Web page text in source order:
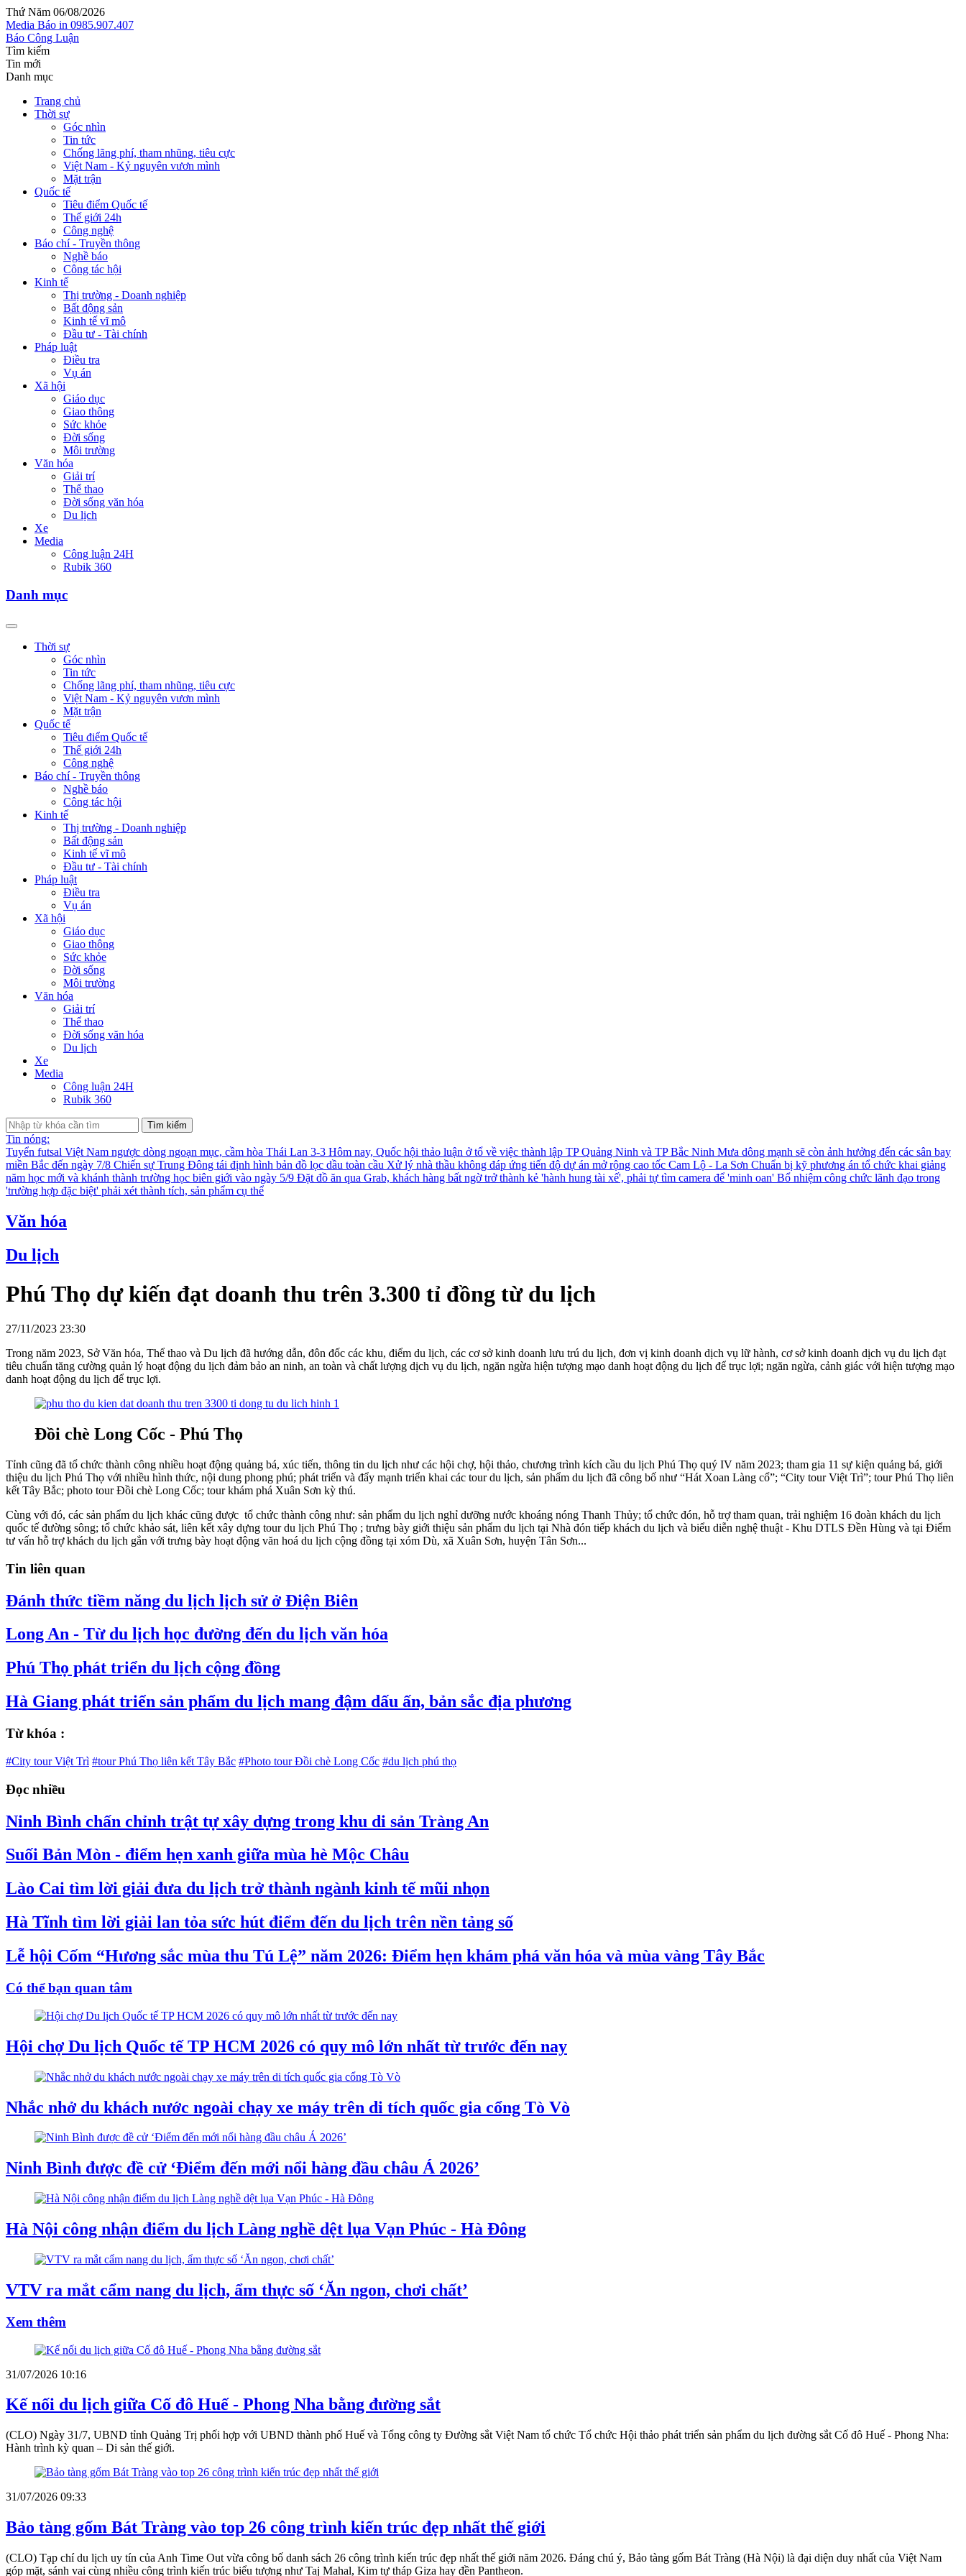
Thứ Năm 06/08/2026
Media Báo in 0985.907.407
Báo Công Luận
Tìm kiếm
Tin mới
Danh mục
Trang chủ
Thời sự
Góc nhìn
Tin tức
Chống lãng phí, tham nhũng, tiêu cực
Việt Nam - Kỷ nguyên vươn mình
Mặt trận
Quốc tế
Tiêu điểm Quốc tế
Thế giới 24h
Công nghệ
Báo chí - Truyền thông
Nghề báo
Công tác hội
Kinh tế
Thị trường - Doanh nghiệp
Bất động sản
Kinh tế vĩ mô
Đầu tư - Tài chính
Pháp luật
Điều tra
Vụ án
Xã hội
Giáo dục
Giao thông
Sức khỏe
Đời sống
Môi trường
Văn hóa
Giải trí
Thể thao
Đời sống văn hóa
Du lịch
Xe
Media
Công luận 24H
Rubik 360
Danh mục
Thời sự
Góc nhìn
Tin tức
Chống lãng phí, tham nhũng, tiêu cực
Việt Nam - Kỷ nguyên vươn mình
Mặt trận
Quốc tế
Tiêu điểm Quốc tế
Thế giới 24h
Công nghệ
Báo chí - Truyền thông
Nghề báo
Công tác hội
Kinh tế
Thị trường - Doanh nghiệp
Bất động sản
Kinh tế vĩ mô
Đầu tư - Tài chính
Pháp luật
Điều tra
Vụ án
Xã hội
Giáo dục
Giao thông
Sức khỏe
Đời sống
Môi trường
Văn hóa
Giải trí
Thể thao
Đời sống văn hóa
Du lịch
Xe
Media
Công luận 24H
Rubik 360
Tìm kiếm
Tin nóng:
Tuyển futsal Việt Nam ngược dòng ngoạn mục, cầm hòa Thái Lan 3-3 Hôm nay, Quốc hội thảo luận ở tổ về việc thành lập TP Quảng Ninh và TP Bắc Ninh Mưa dông mạnh sẽ còn ảnh hưởng đến các sân bay
miền Bắc đến ngày 7/8 Chiến sự Trung Đông tái định hình bản đồ lọc dầu toàn cầu Xử lý nhà thầu không đáp ứng tiến độ dự án mở rộng cao tốc Cam Lộ - La Sơn Chuẩn bị kỹ phương án tổ chức khai giảng
năm học mới và khánh thành trường học biên giới vào ngày 5/9 Đặt đồ ăn qua Grab, khách hàng bất ngờ trở thành kẻ 'hành hung tài xế', phải tự tìm camera để 'minh oan' Bổ nhiệm công chức lãnh đạo trong
'trường hợp đặc biệt' phải xét thành tích, sản phẩm cụ thể
Văn hóa
Du lịch
Phú Thọ dự kiến đạt doanh thu trên 3.300 tỉ đồng từ du lịch
27/11/2023 23:30
Trong năm 2023, Sở Văn hóa, Thể thao và Du lịch đã hướng dẫn, đôn đốc các khu, điểm du lịch, các cơ sở kinh doanh lưu trú du lịch, đơn vị kinh doanh dịch vụ lữ hành, cơ sở kinh doanh dịch vụ du lịch đạt
tiêu chuẩn tăng cường quản lý hoạt động du lịch đảm bảo an ninh, an toàn và chất lượng dịch vụ du lịch, ngăn ngừa hiện tượng mạo danh hoạt động du lịch để trục lợi; ngăn ngừa, cảnh giác với hiện tượng mạo
danh hoạt động du lịch để trục lợi.
Đồi chè Long Cốc - Phú Thọ
Tỉnh cũng đã tổ chức thành công nhiều hoạt động quảng bá, xúc tiến, thông tin du lịch như các hội chợ, hội thảo, chương trình kích cầu du lịch Phú Thọ quý IV năm 2023; tham gia 11 sự kiện quảng bá, giới
thiệu du lịch Phú Thọ với nhiều hình thức, nội dung phong phú; phát triển và đẩy mạnh triển khai các tour du lịch, sản phẩm du lịch đã công bố như “Hát Xoan Làng cổ”; “City tour Việt Trì”; tour Phú Thọ liên
kết Tây Bắc; photo tour Đồi chè Long Cốc; tour khám phá Xuân Sơn kỳ thú.
Cùng với đó, các sản phẩm du lịch khác cũng được tổ chức thành công như: sản phẩm du lịch nghỉ dưỡng nước khoáng nóng Thanh Thủy; tổ chức đón, hỗ trợ tham quan, trải nghiệm 16 đoàn khách du lịch
quốc tế đường sông; tổ chức khảo sát, liên kết xây dựng tour du lịch Phú Thọ ; trưng bày giới thiệu sản phẩm du lịch tại Nhà đón tiếp khách du lịch và biểu diễn nghệ thuật - Khu DTLS Đền Hùng và tại Điểm
tư vấn hỗ trợ khách du lịch gắn với trưng bày hoạt động văn hoá du lịch cộng đồng tại xóm Dù, xã Xuân Sơn, huyện Tân Sơn...
Tin liên quan
Đánh thức tiềm năng du lịch lịch sử ở Điện Biên
Long An - Từ du lịch học đường đến du lịch văn hóa
Phú Thọ phát triển du lịch cộng đồng
Hà Giang phát triển sản phẩm du lịch mang đậm dấu ấn, bản sắc địa phương
Từ khóa :
#City tour Việt Trì #tour Phú Thọ liên kết Tây Bắc #Photo tour Đồi chè Long Cốc #du lịch phú thọ
Đọc nhiều
Ninh Bình chấn chỉnh trật tự xây dựng trong khu di sản Tràng An
Suối Bản Mòn - điểm hẹn xanh giữa mùa hè Mộc Châu
Lào Cai tìm lời giải đưa du lịch trở thành ngành kinh tế mũi nhọn
Hà Tĩnh tìm lời giải lan tỏa sức hút điểm đến du lịch trên nền tảng số
Lễ hội Cốm “Hương sắc mùa thu Tú Lệ” năm 2026: Điểm hẹn khám phá văn hóa và mùa vàng Tây Bắc
Có thể bạn quan tâm
Hội chợ Du lịch Quốc tế TP HCM 2026 có quy mô lớn nhất từ trước đến nay
Nhắc nhở du khách nước ngoài chạy xe máy trên di tích quốc gia cổng Tò Vò
Ninh Bình được đề cử ‘Điểm đến mới nổi hàng đầu châu Á 2026’
Hà Nội công nhận điểm du lịch Làng nghề dệt lụa Vạn Phúc - Hà Đông
VTV ra mắt cẩm nang du lịch, ẩm thực số ‘Ăn ngon, chơi chất’
Xem thêm
31/07/2026 10:16
Kế nối du lịch giữa Cố đô Huế - Phong Nha bằng đường sắt
(CLO) Ngày 31/7, UBND tỉnh Quảng Trị phối hợp với UBND thành phố Huế và Tổng công ty Đường sắt Việt Nam tổ chức Tổ chức Hội thảo phát triển sản phẩm du lịch đường sắt Cố đô Huế - Phong Nha:
Hành trình kỳ quan – Di sản thế giới.
31/07/2026 09:33
Bảo tàng gốm Bát Tràng vào top 26 công trình kiến trúc đẹp nhất thế giới
(CLO) Tạp chí du lịch uy tín của Anh Time Out vừa công bố danh sách 26 công trình kiến trúc đẹp nhất thế giới năm 2026. Đáng chú ý, Bảo tàng gốm Bát Tràng (Hà Nội) là đại diện duy nhất của Việt Nam
góp mặt, sánh vai cùng nhiều công trình kiến trúc biểu tượng như Taj Mahal, Kim tự tháp Giza hay đền Pantheon.